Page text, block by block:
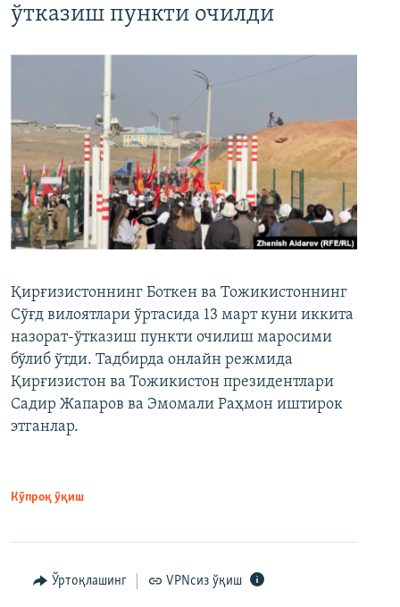
ўтказиш пункти очилди
Қирғизистоннинг Боткен ва Тожикистоннинг
Сўғд вилоятлари ўртасида 13 март куни иккита
назорат-ўтказиш пункти очилиш маросими
бўлиб ўтди. Тадбирда онлайн режмида
Қирғизистон ва Тожикистон президентлари
Садир Жапаров ва Эмомали Раҳмон иштирок
этганлар.
Кўпроқ ўқиш
Ўртоқлашинг VPNсиз ўқиш